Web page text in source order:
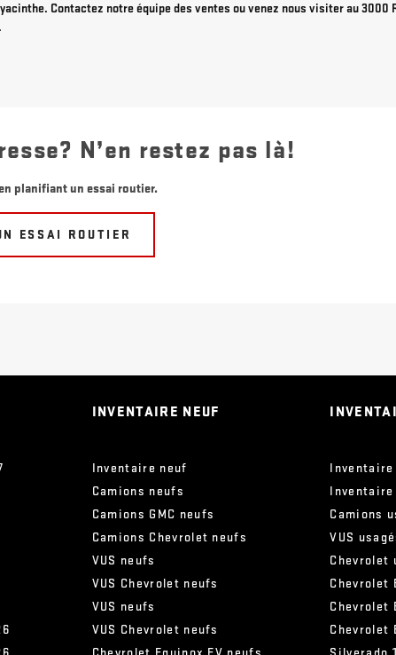
Contactez notre équipe des ventes ou venez nous visiter au 3000
N’en restez pas là!
planifiant un essai routier.
ESSAI ROUTIER
INVENTAIRE NEUF
Inventaire neuf
Camions neufs
Camions GMC neufs
Camions Chevrolet neufs
VUS neufs
VUS Chevrolet neufs
VUS neufs
VUS Chevrolet neufs
Inventaire
Camions
VUS
Chevrolet
Chevrolet
Chevrolet
Chevrolet